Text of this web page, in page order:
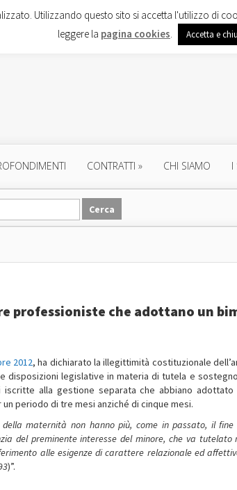
CONTRATTI » CHI SIAMO I
professioniste che adottano un
2012, ha dichiarato la illegittimità costituzionale
disposizioni legislative in materia di tutela e
alla gestione separata che abbiano
periodo di tre mesi anziché di cinque mesi.
maternità non hanno più, come in passato, il fine
del preminente interesse del minore, che va
alle esigenze di carattere relazionale ed
)”.
Utilizzando questo sito si accetta l'utilizzo di
leggere la pagina cookies. Accetta e